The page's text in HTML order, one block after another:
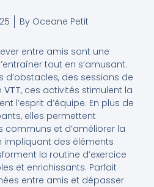
ByOceane Petit
entre amis sont une
tout en s’amusant.
d’obstacles, des sessions de
VTT, ces activités stimulent la
l’esprit d’équipe. En plus de
elles permettent
communs et d’améliorer la
impliquant des éléments
la routine d’exercice
et enrichissants. Parfait
entre amis et dépasser